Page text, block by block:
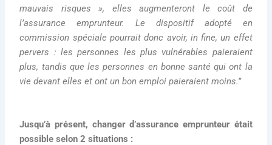
mauvais risques », elles augmenteront le coût de
l’assurance emprunteur. Le dispositif adopté en
commission spéciale pourrait donc avoir, in fine, un effet
pervers : les personnes les plus vulnérables paieraient
plus, tandis que les personnes en bonne santé qui ont la
vie devant elles et ont un bon emploi paieraient moins.’’
Jusqu’à présent, changer d’assurance emprunteur était
possible selon 2 situations :